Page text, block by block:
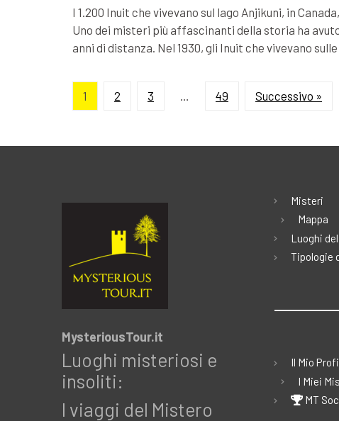
I 1.200 Inuit che vivevano sul lago Anjikuni, in
Uno dei misteri più affascinanti della storia ha
anni di distanza. Nel 1930, gli Inuit che vivevano
1
2 3 49 Successivo »
MysteriousTour.it
Luoghi misteriosi e
insoliti:
I viaggi del Mistero
Misteri
Mappa
Luoghi
Tipologie
Il Mio
I Miei
MT